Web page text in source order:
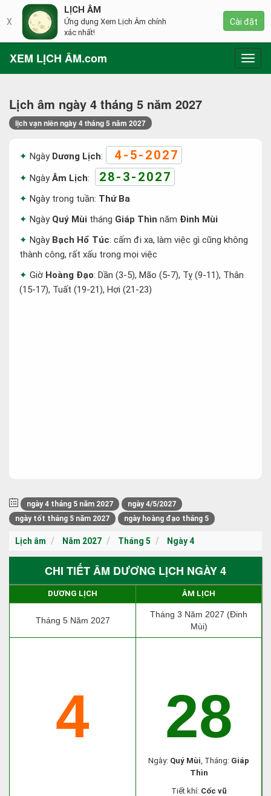
XEM LỊCH ÂM.com
Lịch âm ngày 4 tháng 5 năm 2027
lịch vạn niên ngày 4 tháng 5 năm 2027
Ngày Dương Lịch: 4-5-2027
NgàyÂm Lịch: 28-3-2027
Ngày trong tuần: Thứ Ba
Ngày Quý Mùi tháng Giáp Thìn năm Đinh Mùi
Ngày Bạch Hổ Túc: cấm đi xa, làm việc gì cũng không
thành công, rất xấu trong mọi việc
Giờ Hoàng Đạo: Dần (3-5), Mão (5-7), Tỵ (9-11), Thân
(15-17), Tuất (19-21), Hợi (21-23)
ngày 4 tháng 5 năm 2027
ngày 4/5/2027
ngày tốt tháng 5 năm 2027
ngày hoàng đạo tháng 5
Lịch âm Năm 2027 Tháng 5 Ngày 4
CHI TIẾT ÂM DƯƠNG LỊCH NGÀY 4
DƯƠNG LỊCH ÂM LỊCH
Tháng 5 Năm 2027
Tháng 3 Năm 2027 (Đinh
Mùi)
4 28
Ngày: Quý Mùi, Tháng: Giáp
Thìn
Tiết khí: Cốc vũ
X
LỊCH ÂM
Ứng dụng Xem Lịch Âm chính
xác nhất!
Cài đặt